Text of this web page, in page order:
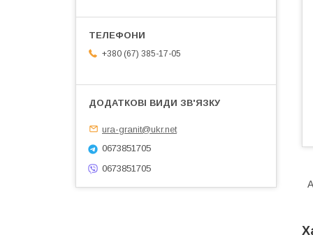
+380 (67) 385-17-05
ura-granit@ukr.net
0673851705
0673851705